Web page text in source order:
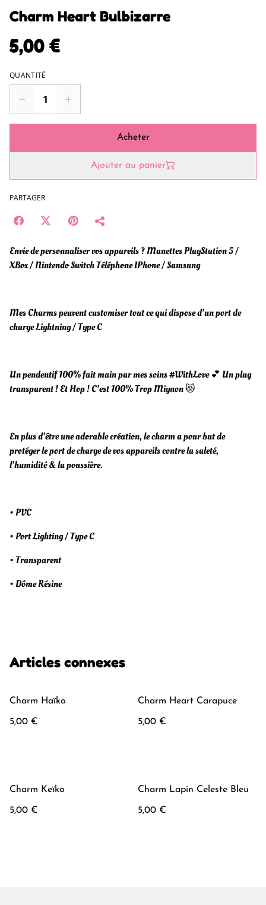
Charm Heart Bulbizarre
5,00 €
QUANTITÉ
Acheter
Ajouter au panier
PARTAGER
Envie de personnaliser vos appareils ? Manettes PlayStation 5 /
XBox / Nintendo Switch Téléphone IPhone / Samsung
Mes Charms peuvent customiser tout ce qui dispose d’un port de
charge Lightning / Type C
Un pendentif 100% fait main par mes soins #WithLove 💕 Un plug
transparent ! Et Hop ! C’est 100% Trop Mignon 😻
En plus d’être une adorable création, le charm a pour but de
protéger le port de charge de vos appareils contre la saleté,
l’humidité & la poussière.
• PVC
• Port Lighting / Type C
• Transparent
• Dôme Résine
Articles connexes
Charm Haïko
5,00 €
Charm Heart Carapuce
5,00 €
Charm Keïko
5,00 €
Charm Lapin Celeste Bleu
5,00 €